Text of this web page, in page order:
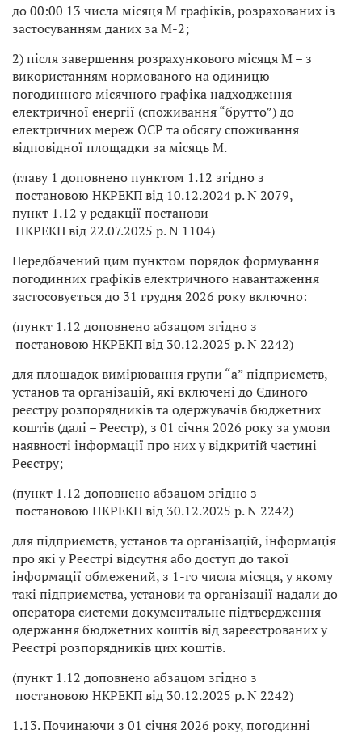
до 00:00 13 числа місяця М графіків, розрахованих із
застосуванням даних за М-2;
2) після завершення розрахункового місяця М – з
використанням нормованого на одиницю
погодинного місячного графіка надходження
електричної енергії (споживання “брутто”) до
електричних мереж ОСР та обсягу споживання
відповідної площадки за місяць М.
(главу 1 доповнено пунктом 1.12 згідно з
постановою НКРЕКП від 10.12.2024 р. N 2079,
пункт 1.12 у редакції постанови
НКРЕКП від 22.07.2025 р. N 1104)
Передбачений цим пунктом порядок формування
погодинних графіків електричного навантаження
застосовується до 31 грудня 2026 року включно:
(пункт 1.12 доповнено абзацом згідно з
постановою НКРЕКП від 30.12.2025 р. N 2242)
для площадок вимірювання групи “а” підприємств,
установ та організацій, які включені до Єдиного
реєстру розпорядників та одержувачів бюджетних
коштів (далі – Реєстр), з 01 січня 2026 року за умови
наявності інформації про них у відкритій частині
Реєстру;
(пункт 1.12 доповнено абзацом згідно з
постановою НКРЕКП від 30.12.2025 р. N 2242)
для підприємств, установ та організацій, інформація
про які у Реєстрі відсутня або доступ до такої
інформації обмежений, з 1-го числа місяця, у якому
такі підприємства, установи та організації надали до
оператора системи документальне підтвердження
одержання бюджетних коштів від зареєстрованих у
Реєстрі розпорядників цих коштів.
(пункт 1.12 доповнено абзацом згідно з
постановою НКРЕКП від 30.12.2025 р. N 2242)
1.13. Починаючи з 01 січня 2026 року, погодинні